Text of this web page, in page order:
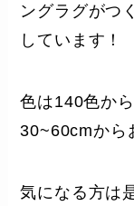
ングラグがつ
しています！
色は140色か
30~60cmから
気になる方は